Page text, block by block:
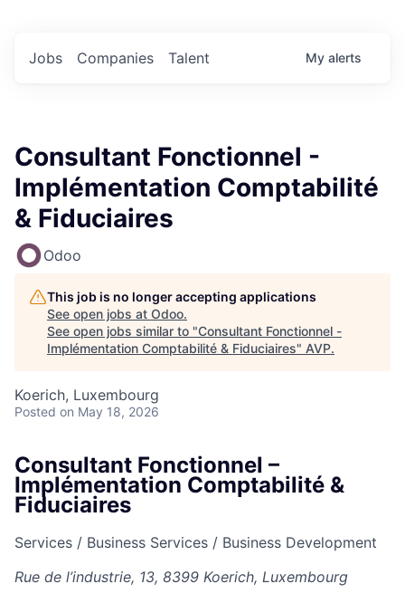
Jobs Companies Talent My alerts
Consultant Fonctionnel -
Implémentation Comptabilité
& Fiduciaires
Odoo
This job is no longer accepting applications
See open jobs at Odoo.
See open jobs similar to "Consultant Fonctionnel -
Implémentation Comptabilité & Fiduciaires" AVP.
Koerich, Luxembourg
Posted on May 18, 2026
Consultant Fonctionnel –
Implémentation Comptabilité &
Fiduciaires
Services / Business Services / Business Development
Rue de l’industrie, 13, 8399 Koerich, Luxembourg